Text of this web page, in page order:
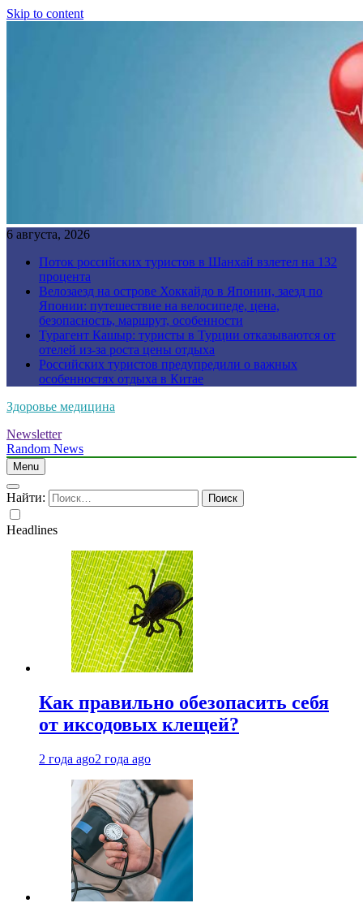
Skip to content
6 августа, 2026
Поток российских туристов в Шанхай взлетел на 132
процента
Велозаезд на острове Хоккайдо в Японии, заезд по
Японии: путешествие на велосипеде, цена,
безопасность, маршрут, особенности
Турагент Кашыр: туристы в Турции отказываются от
отелей из-за роста цены отдыха
Российских туристов предупредили о важных
особенностях отдыха в Китае
Здоровье медицина
Newsletter
Random News
Menu
Найти:
Headlines
Как правильно обезопасить себя
от иксодовых клещей?
2 года ago2 года ago